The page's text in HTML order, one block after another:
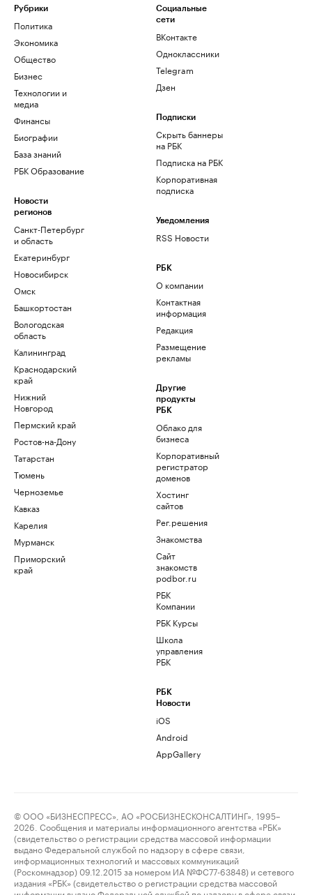
Рубрики
Политика
Экономика
Общество
Бизнес
Технологии и
медиа
Финансы
Биографии
База знаний
РБК Образование
Новости
регионов
Санкт-Петербург
и область
Екатеринбург
Новосибирск
Омск
Башкортостан
Вологодская
область
Калининград
Краснодарский
край
Нижний
Новгород
Пермский край
Ростов-на-Дону
Татарстан
Тюмень
Черноземье
Кавказ
Карелия
Мурманск
Приморский
край
Социальные
сети
ВКонтакте
Одноклассники
Telegram
Дзен
Подписки
Скрыть баннеры
на РБК
Подписка на РБК
Корпоративная
подписка
Уведомления
RSS Новости
РБК
О компании
Контактная
информация
Редакция
Размещение
рекламы
Другие
продукты
РБК
Облако для
бизнеса
Корпоративный
регистратор
доменов
Хостинг
сайтов
Рег.решения
Знакомства
Сайт
знакомств
podbor.ru
РБК
Компании
РБК Курсы
Школа
управления
РБК
РБК
Новости
iOS
Android
AppGallery
© ООО «БИЗНЕСПРЕСС», АО «РОСБИЗНЕСКОНСАЛТИНГ», 1995–
2026. Сообщения и материалы информационного агентства «РБК»
(свидетельство о регистрации средства массовой информации
выдано Федеральной службой по надзору в сфере связи,
информационных технологий и массовых коммуникаций
(Роскомнадзор) 09.12.2015 за номером ИА №ФС77-63848) и сетевого
издания «РБК» (свидетельство о регистрации средства массовой